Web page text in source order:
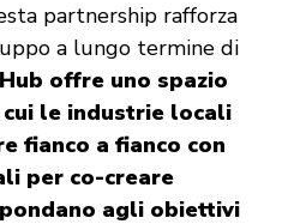
partnership rafforza
a lungo termine di
offre uno spazio
le industrie locali
fianco a fianco con
per co-creare
agli obiettivi